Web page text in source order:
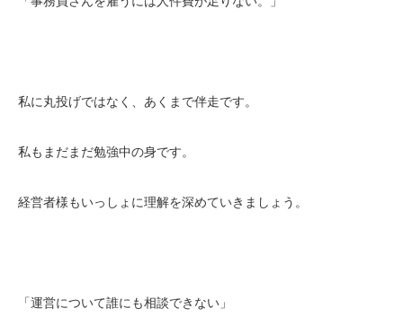
私に丸投げではなく、あくまで伴走です。
私もまだまだ勉強中の身です。
経営者様もいっしょに理解を深めていきましょう。
「運営について誰にも相談できない」